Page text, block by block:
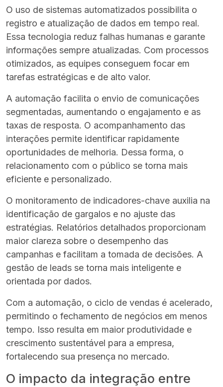
O uso de sistemas automatizados possibilita o
registro e atualização de dados em tempo real.
Essa tecnologia reduz falhas humanas e garante
informações sempre atualizadas. Com processos
otimizados, as equipes conseguem focar em
tarefas estratégicas e de alto valor.
A automação facilita o envio de comunicações
segmentadas, aumentando o engajamento e as
taxas de resposta. O acompanhamento das
interações permite identificar rapidamente
oportunidades de melhoria. Dessa forma, o
relacionamento com o público se torna mais
eficiente e personalizado.
O monitoramento de indicadores-chave auxilia na
identificação de gargalos e no ajuste das
estratégias. Relatórios detalhados proporcionam
maior clareza sobre o desempenho das
campanhas e facilitam a tomada de decisões. A
gestão de leads se torna mais inteligente e
orientada por dados.
Com a automação, o ciclo de vendas é acelerado,
permitindo o fechamento de negócios em menos
tempo. Isso resulta em maior produtividade e
crescimento sustentável para a empresa,
fortalecendo sua presença no mercado.
O impacto da integração entre